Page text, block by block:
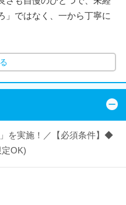
」ではなく、一から丁寧に
を実施！／【必須条件】◆
定OK)